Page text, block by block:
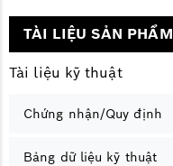
TÀI LIỆU SẢN PHẨM
Tài liệu kỹ thuật
Chứng nhận/Quy định
Bảng dữ liệu kỹ thuật